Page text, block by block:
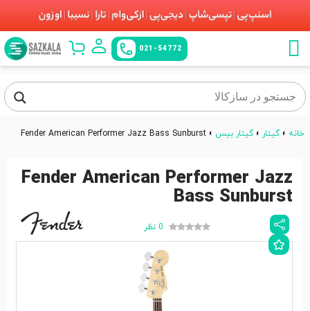
021-54772
خانه »گیتار »گیتار بیس »
Fender American Performer Jazz Bass Sunburst
Fender American Performer Jazz
Bass Sunburst
0 نظر